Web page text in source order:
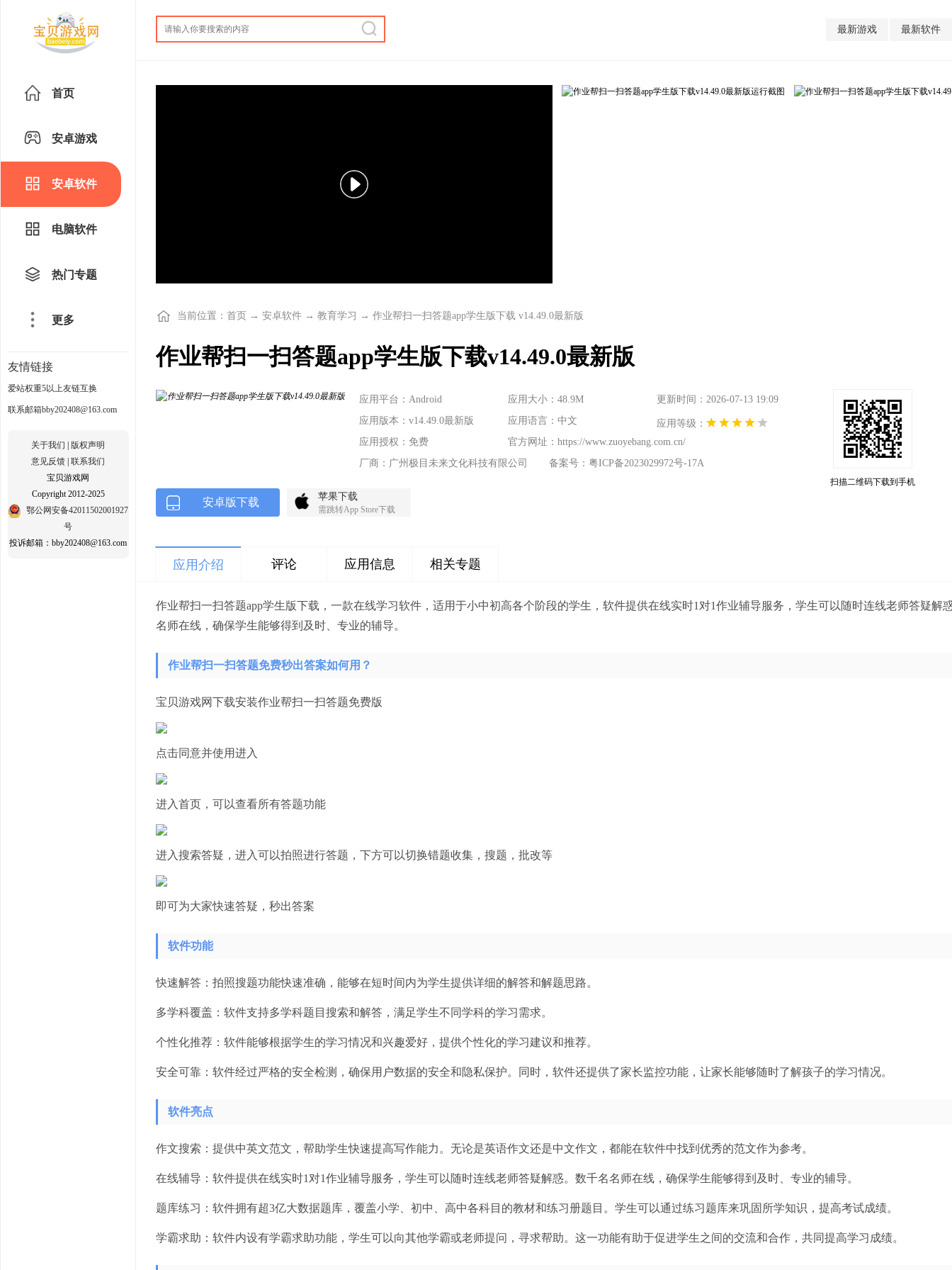
最新游戏 最新软件
首页
安卓游戏
安卓软件
电脑软件
热门专题
更多
友情链接
爱站权重5以上友链互换
联系邮箱bby202408@163.com
关于我们 | 版权声明
意见反馈 | 联系我们
宝贝游戏网
Copyright 2012-2025
鄂公网安备42011502001927
号
投诉邮箱：bby202408@163.com
当前位置： 首页 → 安卓软件 → 教育学习 → 作业帮扫一扫答题app学生版下载 v14.49.0最新版
作业帮扫一扫答题app学生版下载v14.49.0最新版
应用平台：Android 应用大小：48.9M
更新时间：2026-07-13 19:09
应用版本：v14.49.0最新版
应用语言：中文
应用等级：
应用授权：免费
官方网址： https://www.zuoyebang.com.cn/
厂商：广州极目未来文化科技有限公司
备案号：粤ICP备2023029972号-17A
扫描二维码下载到手机
安卓版下载 苹果下载
需跳转App Store下载
应用介绍 评论 应用信息 相关专题
作业帮扫一扫答题app学生版下载，一款在线学习软件，适用于小中初高各个阶段的学生，软件提供在线实时1对1作业辅导服务，学生可以随时连线老师答疑解
名师在线，确保学生能够得到及时、专业的辅导。
作业帮扫一扫答题免费秒出答案如何用？
宝贝游戏网下载安装作业帮扫一扫答题免费版
点击同意并使用进入
进入首页，可以查看所有答题功能
进入搜索答疑，进入可以拍照进行答题，下方可以切换错题收集，搜题，批改等
即可为大家快速答疑，秒出答案
软件功能
快速解答：拍照搜题功能快速准确，能够在短时间内为学生提供详细的解答和解题思路。
多学科覆盖：软件支持多学科题目搜索和解答，满足学生不同学科的学习需求。
个性化推荐：软件能够根据学生的学习情况和兴趣爱好，提供个性化的学习建议和推荐。
安全可靠：软件经过严格的安全检测，确保用户数据的安全和隐私保护。同时，软件还提供了家长监控功能，让家长能够随时了解孩子的学习情况。
软件亮点
作文搜索：提供中英文范文，帮助学生快速提高写作能力。无论是英语作文还是中文作文，都能在软件中找到优秀的范文作为参考。
在线辅导：软件提供在线实时1对1作业辅导服务，学生可以随时连线老师答疑解惑。数千名名师在线，确保学生能够得到及时、专业的辅导。
题库练习：软件拥有超3亿大数据题库，覆盖小学、初中、高中各科目的教材和练习册题目。学生可以通过练习题库来巩固所学知识，提高考试成绩。
学霸求助：软件内设有学霸求助功能，学生可以向其他学霸或老师提问，寻求帮助。这一功能有助于促进学生之间的交流和合作，共同提高学习成绩。